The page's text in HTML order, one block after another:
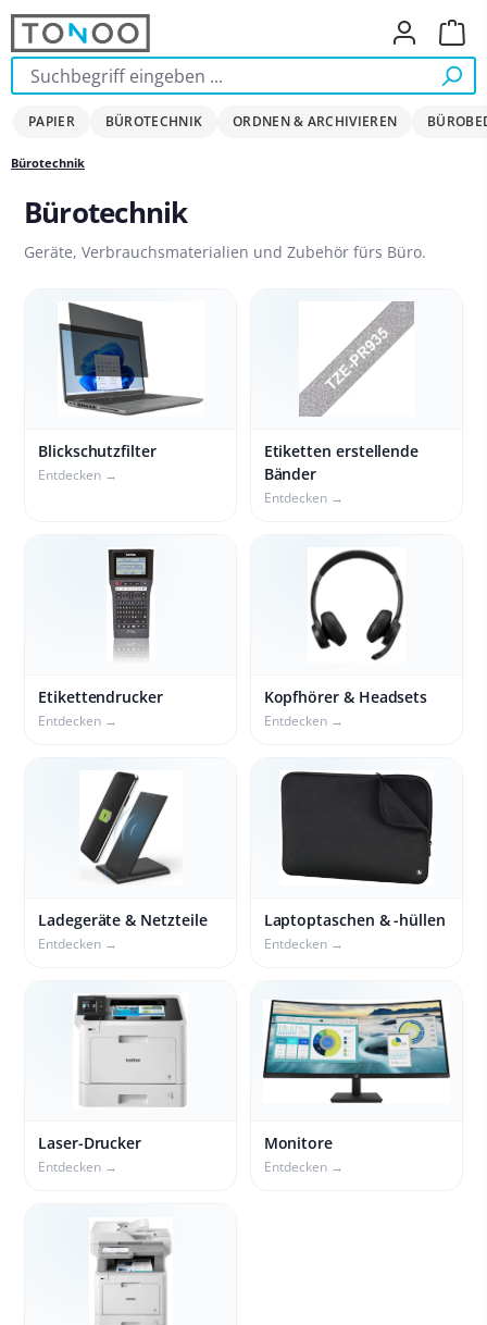
Zum Hauptinhalt springen
PAPIER BÜROTECHNIK ORDNEN & ARCHIVIEREN
Bürotechnik
Bürotechnik
Geräte, Verbrauchsmaterialien und Zubehör fürs Büro.
Blickschutzfilter
Entdecken →
Etiketten erstellende
Bänder
Entdecken →
Etikettendrucker
Entdecken →
Kopfhörer & Headsets
Entdecken →
Ladegeräte & Netzteile
Entdecken →
Laptoptaschen & -hüllen
Entdecken →
Laser-Drucker
Entdecken →
Monitore
Entdecken →